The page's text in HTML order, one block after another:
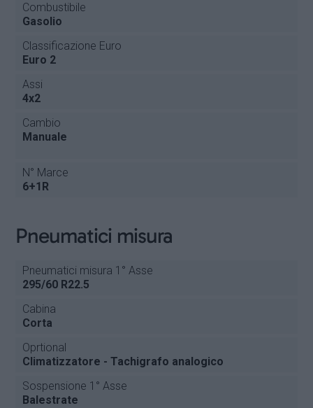
Combustibile
Gasolio
Classificazione Euro
Euro 2
Assi
4x2
Cambio
Manuale
N° Marce
6+1R
Pneumatici misura
Pneumatici misura 1° Asse
295/60 R22.5
Cabina
Corta
Oprtional
Climatizzatore - Tachigrafo analogico
Sospensione 1° Asse
Balestrate